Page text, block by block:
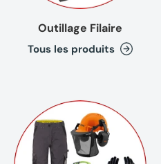
Outillage Filaire
Tous les produits